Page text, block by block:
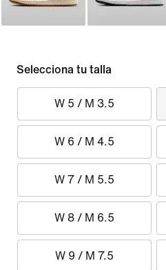
Selecciona tu talla
W 5 / M 3.5
W 6 / M 4.5
W 7 / M 5.5
W 8 / M 6.5
W 9 / M 7.5